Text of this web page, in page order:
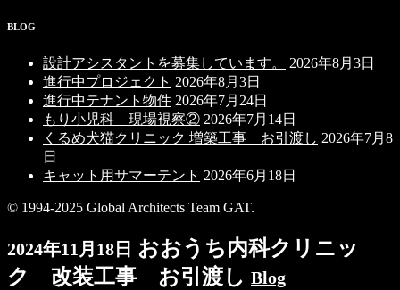
BLOG
設計アシスタントを募集しています。
2026年8月3日
進行中プロジェクト 2026年8月3日
進行中テナント物件 2026年7月24日
もり小児科 現場視察② 2026年7月14日
くるめ犬猫クリニック 増築工事 お引渡し 2026年7月8
日
キャット用サマーテント 2026年6月18日
© 1994-2025 Global Architects Team GAT.
2024年11月18日 おおうち内科クリニッ
ク 改装工事 お引渡し Blog